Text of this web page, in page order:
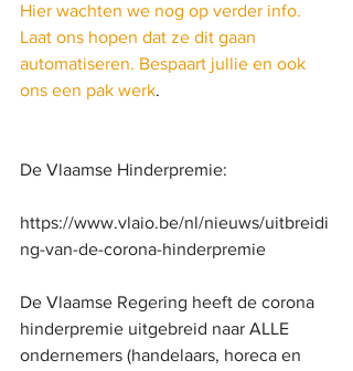
Hier wachten we nog op verder info.
Laat ons hopen dat ze dit gaan
automatiseren. Bespaart jullie en ook
ons een pak werk.
De Vlaamse Hinderpremie:
https://www.vlaio.be/nl/nieuws/uitbreidi
ng-van-de-corona-hinderpremie
De Vlaamse Regering heeft de corona
hinderpremie uitgebreid naar ALLE
ondernemers (handelaars, horeca en